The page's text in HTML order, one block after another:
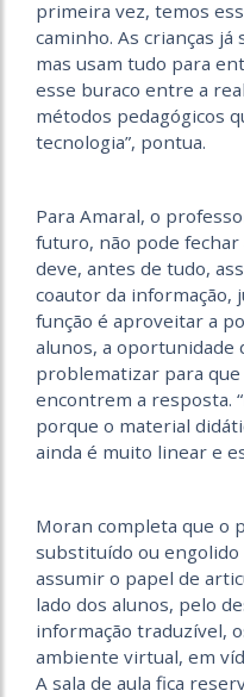
primeira vez, temos
caminho. As crianças
mas usam tudo para
esse buraco entre a
métodos pedagógicos
tecnologia”, pontua.
Para Amaral, o
futuro, não pode fechar
deve, antes de tudo,
coautor da informação,
função é aproveitar a
alunos, a oportunidade
problematizar para que
encontrem a resposta.
porque o material
ainda é muito linear e
Moran completa que o
substituído ou engolido
assumir o papel de
lado dos alunos, pelo
informação traduzível,
ambiente virtual, em
A sala de aula fica